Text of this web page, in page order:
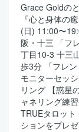
Grace Goldの
『心と身体の
(日) 11:00〜
阪・十三 「フ
丁目10-3 十三
歩3分 「フレ
モニターセッ
リング 【惑星
ャネリング練
TRUEタロッ
ションをプレ